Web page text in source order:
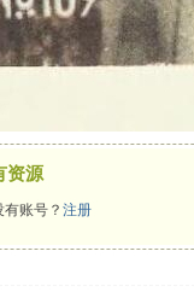
资源
账号？ 注册